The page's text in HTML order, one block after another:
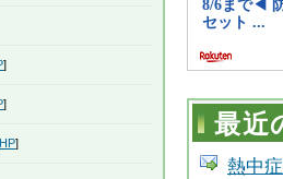
最近
熱中
]
]
HP]